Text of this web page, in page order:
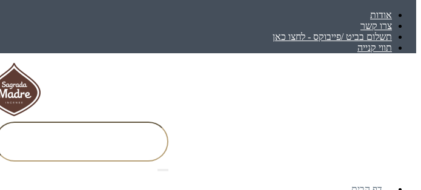
אודות
צרו קשר
תשלום בביט /פייבוקס - לחצו כאן
תווי קנייה